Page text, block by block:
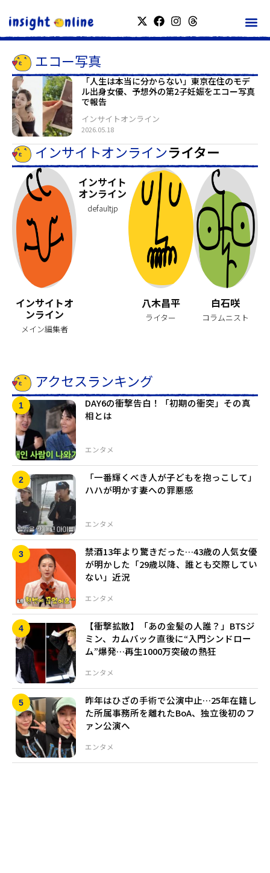
エコー写真
「人生は本当に分からない」東京在住のモデ
ル出身女優、予想外の第2子妊娠をエコー写真
で報告
2026.05.18
インサイトオンライン
インサイトオンラインライター
インサイトオ
ンライン
メイン編集者
インサイト
オンライン
defaultjp
八木昌平
ライター
白石咲
コラムニスト
アクセスランキング
エンタメ
DAY6の衝撃告白！「初期の衝突」その真
相とは
エンタメ
「一番輝くべき人が子どもを抱っこして」
ハハが明かす妻への罪悪感
エンタメ
禁酒13年より驚きだった…43歳の人気女優
が明かした「29歳以降、誰とも交際してい
ない」近況
エンタメ
【衝撃拡散】「あの金髪の人誰？」BTSジ
ミン、カムバック直後に“入門シンドロー
ム”爆発…再生1000万突破の熱狂
エンタメ
昨年はひざの手術で公演中止…25年在籍し
た所属事務所を離れたBoA、独立後初のフ
ァン公演へ